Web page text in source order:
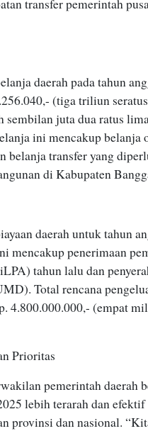
transfer pemerintah
daerah pada tahun
(tiga triliun
sembilan juta dua ratus
ini mencakup belanja
belanja transfer yang
di Kabupaten
daerah untuk tahun
mencakup penerimaan
tahun lalu dan
Total rencana
4.800.000.000,- (empat
Prioritas
pemerintah daerah
lebih terarah dan
provinsi dan nasional.